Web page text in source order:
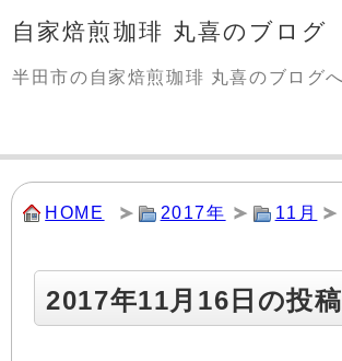
自家焙煎珈琲 丸喜のブログ
半田市の自家焙煎珈琲 丸喜のブログ
HOME 2017年 11月
2017年11月16日の投